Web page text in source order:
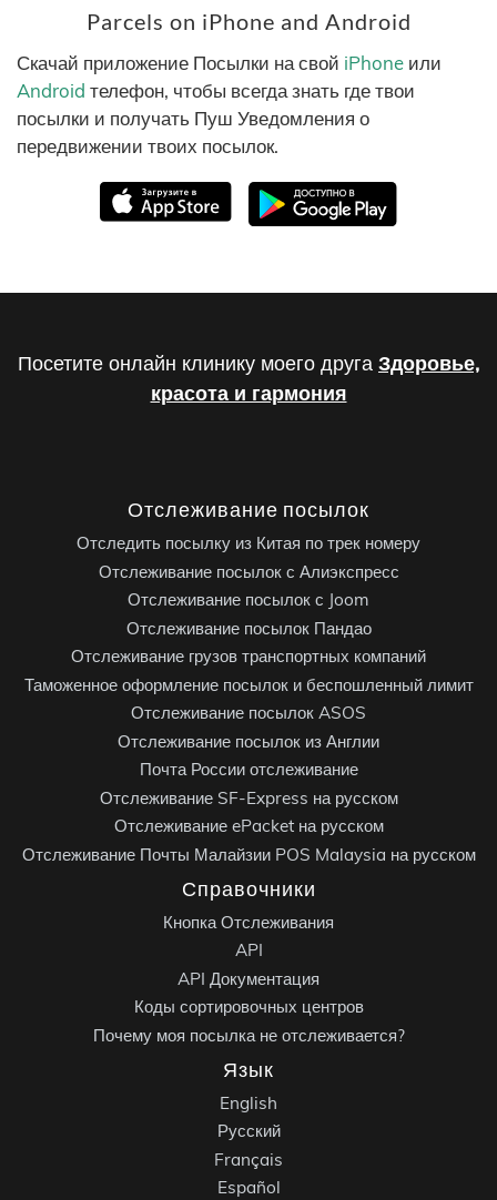
Parcels on iPhone and Android
Скачай приложение Посылки на свой iPhone или
Android телефон, чтобы всегда знать где твои
посылки и получать Пуш Уведомления о
передвижении твоих посылок.
Посетите онлайн клинику моего друга Здоровье,
красота и гармония
Отслеживание посылок
Отследить посылку из Китая по трек номеру
Отслеживание посылок с Алиэкспресс
Отслеживание посылок с Joom
Отслеживание посылок Пандао
Отслеживание грузов транспортных компаний
Таможенное оформление посылок и беспошленный лимит
Отслеживание посылок ASOS
Отслеживание посылок из Англии
Почта России отслеживание
Отслеживание SF-Express на русском
Отслеживание ePacket на русском
Отслеживание Почты Малайзии POS Malaysia на русском
Справочники
Кнопка Отслеживания
API
API Документация
Коды сортировочных центров
Почему моя посылка не отслеживается?
Язык
English
Русский
Français
Español